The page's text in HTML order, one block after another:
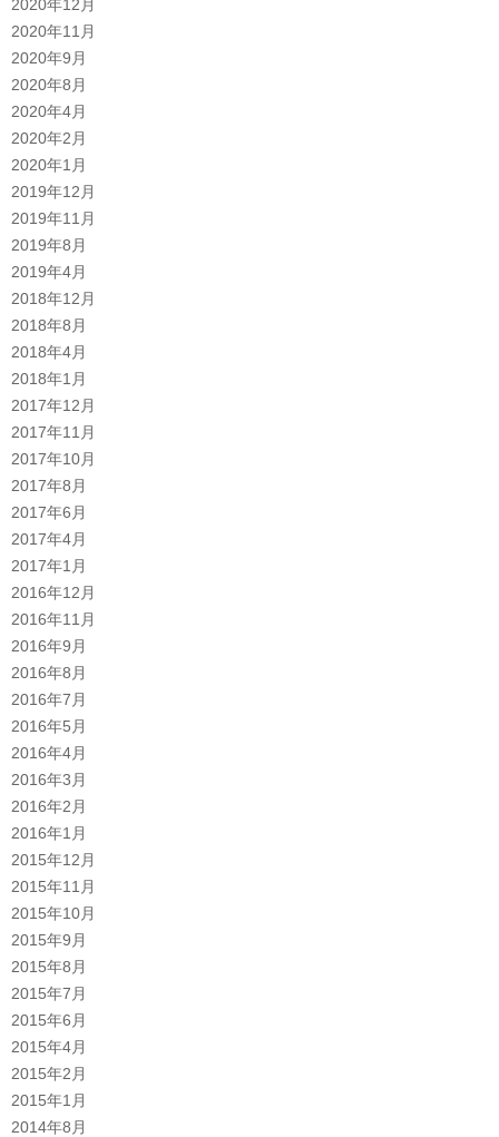
2020年12月
2020年11月
2020年9月
2020年8月
2020年4月
2020年2月
2020年1月
2019年12月
2019年11月
2019年8月
2019年4月
2018年12月
2018年8月
2018年4月
2018年1月
2017年12月
2017年11月
2017年10月
2017年8月
2017年6月
2017年4月
2017年1月
2016年12月
2016年11月
2016年9月
2016年8月
2016年7月
2016年5月
2016年4月
2016年3月
2016年2月
2016年1月
2015年12月
2015年11月
2015年10月
2015年9月
2015年8月
2015年7月
2015年6月
2015年4月
2015年2月
2015年1月
2014年8月